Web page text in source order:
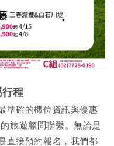
程
準確的機位資訊與優惠
旅遊顧問聯繫。無論是
直接預約報名，我們都